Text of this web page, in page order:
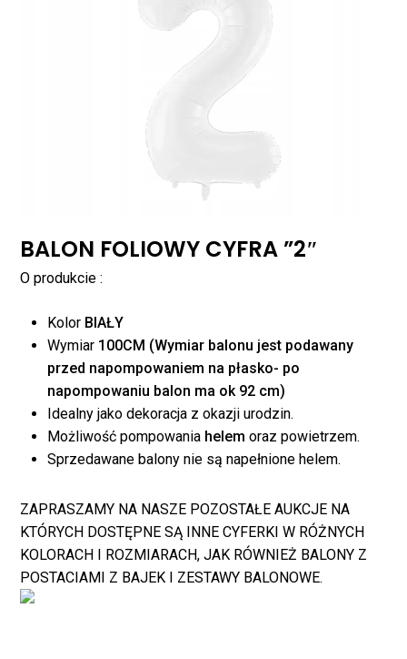
Brak produktów w
koszyku.
WRÓĆ DO SKLEPU
BALON FOLIOWY CYFRA ”2″
O produkcie :
Kolor BIAŁY
Wymiar 100CM (Wymiar balonu jest podawany
przed napompowaniem na płasko- po
napompowaniu balon ma ok 92 cm)
Idealny jako dekoracja z okazji urodzin.
Możliwość pompowania helem oraz powietrzem.
Sprzedawane balony nie są napełnione helem.
ZAPRASZAMY NA NASZE POZOSTAŁE AUKCJE NA
KTÓRYCH DOSTĘPNE SĄ INNE CYFERKI W RÓŻNYCH
KOLORACH I ROZMIARACH, JAK RÓWNIEŻ BALONY Z
POSTACIAMI Z BAJEK I ZESTAWY BALONOWE.